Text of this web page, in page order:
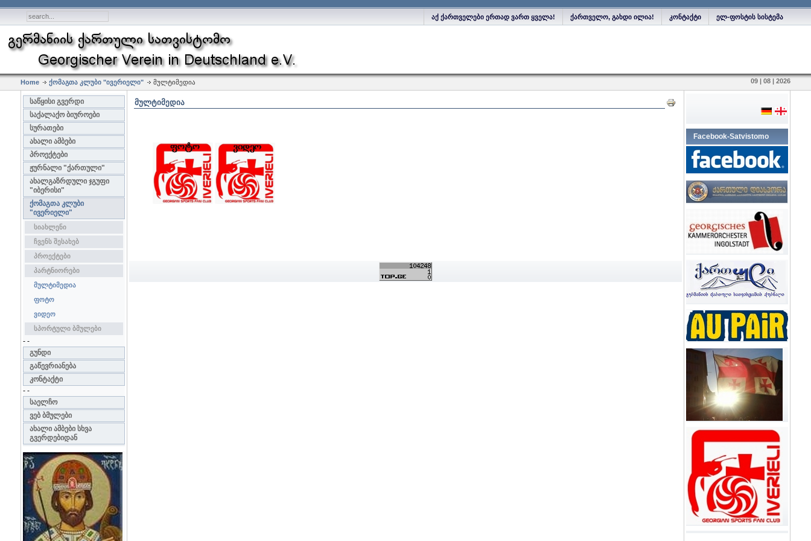
ელ-ფოსტის სისტემა
კონტაქტი
ქართველო, გახდი ილია!
აქ ქართველები ერთად ვართ ყველა!
Home ქომაგთა კლუბი "ივერიელი" მულტიმედია 09 | 08 | 2026
საწყისი გვერდი
საქალაქო ბიუროები
სურათები
ახალი ამბები
პროექტები
ჟურნალი "ქართული"
ახალგაზრდული ჯგუფი
"იბერისი"
ქომაგთა კლუბი
"ივერიელი"
სიახლენი
ჩვენს შესახებ
პროექტები
პარტნიორები
მულტიმედია
ფოტო
ვიდეო
სპორტული ბმულები
- -
გუნდი
გაწევრიანება
კონტაქტი
- -
საელჩო
ვებ ბმულები
ახალი ამბები სხვა
გვერდებიდან
ᲛᲣᲚᲢᲘᲛᲔᲓᲘᲐ
Facebook-Satvistomo